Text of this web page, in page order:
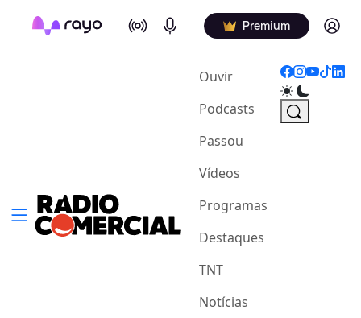
On Air Podcasts Premium Log in
Ouvir(current)
Podcasts
Passou
Vídeos
Programas
Destaques
TNT
Notícias